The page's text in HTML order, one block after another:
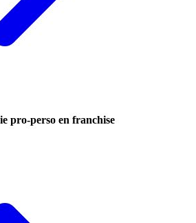
pro-perso en franchise